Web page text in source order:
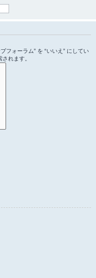
フォーラム” を “いいえ” にしてい
れます。